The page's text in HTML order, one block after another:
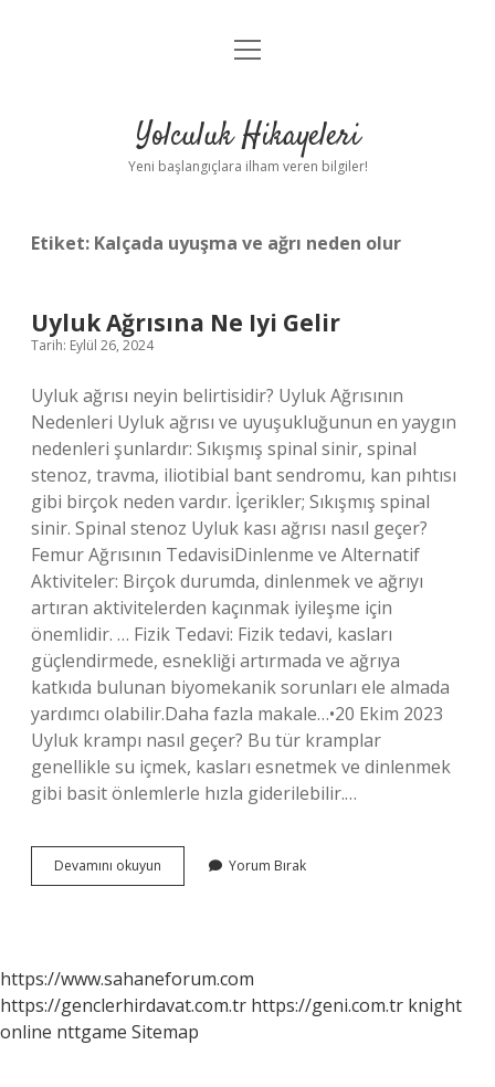
Anasayfa
Yasal Uyarı
menüyü
Yolculuk Hikayeleri
Yeni başlangıçlara ilham veren bilgiler!
Etiket: Kalçada uyuşma ve ağrı neden olur
Uyluk Ağrısına Ne Iyi Gelir
Tarih: Eylül 26, 2024
Uyluk ağrısı neyin belirtisidir? Uyluk Ağrısının
Nedenleri Uyluk ağrısı ve uyuşukluğunun en yaygın
nedenleri şunlardır: Sıkışmış spinal sinir, spinal
stenoz, travma, iliotibial bant sendromu, kan pıhtısı
gibi birçok neden vardır. İçerikler; Sıkışmış spinal
sinir. Spinal stenoz Uyluk kası ağrısı nasıl geçer?
Femur Ağrısının TedavisiDinlenme ve Alternatif
Aktiviteler: Birçok durumda, dinlenmek ve ağrıyı
artıran aktivitelerden kaçınmak iyileşme için
önemlidir. … Fizik Tedavi: Fizik tedavi, kasları
güçlendirmede, esnekliği artırmada ve ağrıya
katkıda bulunan biyomekanik sorunları ele almada
yardımcı olabilir.Daha fazla makale…•20 Ekim 2023
Uyluk krampı nasıl geçer? Bu tür kramplar
genellikle su içmek, kasları esnetmek ve dinlenmek
gibi basit önlemlerle hızla giderilebilir.…
Devamını okuyun
Ağrısına
Yorum Bırak
https://www.sahaneforum.com
https://genclerhirdavat.com.tr https://geni.com.tr knight
online nttgame Sitemap